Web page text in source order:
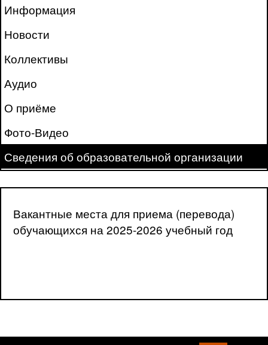
Информация
Новости
Коллективы
Аудио
О приёме
Фото-Видео
Сведения об образовательной организации
Вакантные места для приема (перевода)
обучающихся на 2025-2026 учебный год